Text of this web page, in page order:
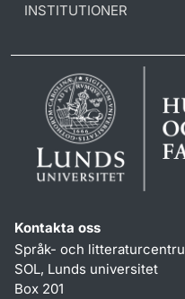
INSTITUTIONER
Kontakta oss
Språk- och
SOL, Lunds universitet
Box 201